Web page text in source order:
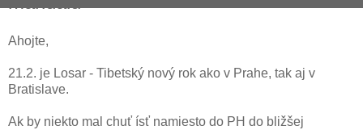
Ahojte,
21.2. je Losar - Tibetský nový rok ako v Prahe, tak aj v
Bratislave.
Ak by niekto mal chuť ísť namiesto do PH do bližšej